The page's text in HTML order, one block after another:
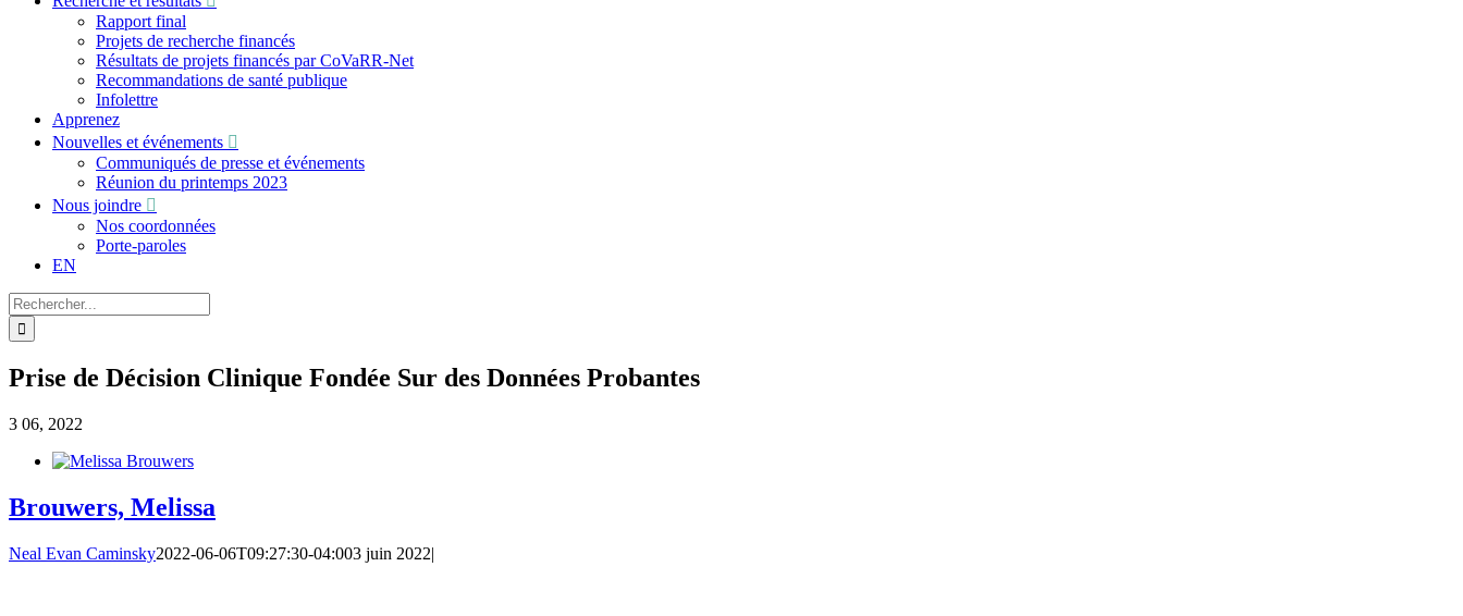
Rapport final
Projets de recherche financés
Résultats de projets financés par CoVaRR-Net
Recommandations de santé publique
Infolettre
Apprenez
Nouvelles et événements
Communiqués de presse et événements
Réunion du printemps 2023
Nous joindre
Nos coordonnées
Porte-paroles
EN
Recherche
sur
le
Prise de Décision Clinique Fondée Sur des Données Probantes
3 06, 2022
Brouwers, Melissa
Neal Evan Caminsky2022-06-06T09:27:30-04:003 juin 2022|